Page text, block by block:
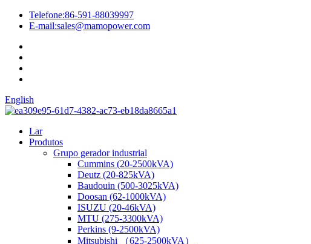
Telefone:86-591-88039997
E-mail:sales@mamopower.com
English
Lar
Produtos
Grupo gerador industrial
Cummins (20-2500kVA)
Deutz (20-825kVA)
Baudouin (500-3025kVA)
Doosan (62-1000kVA)
ISUZU (20-46kVA)
MTU (275-3300kVA)
Perkins (9-2500kVA)
Mitsubishi （625-2500kVA）